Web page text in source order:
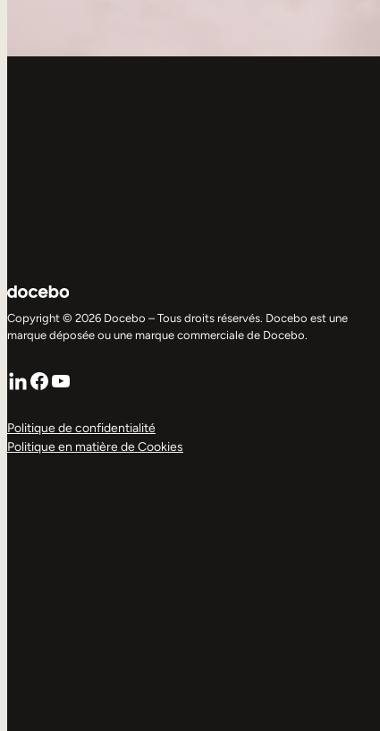
Copyright © 2026 Docebo – Tous droits réservés. Docebo est une
marque déposée ou une marque commerciale de Docebo.
LinkedIn
Facebook
YouTube
Politique de confidentialité
Politique en matière de Cookies